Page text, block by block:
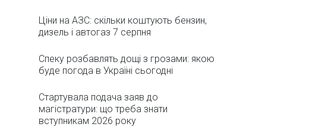
Ціни на АЗС: скільки коштують бензин,
дизель і автогаз 7 серпня
Спеку розбавлять дощі з грозами: якою
буде погода в Україні сьогодні
Стартувала подача заяв до
магістратури: що треба знати
вступникам 2026 року